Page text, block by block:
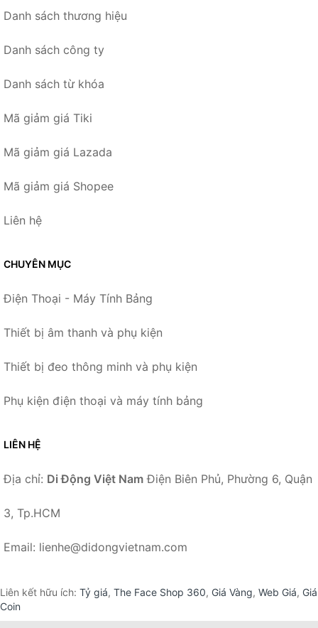
Danh sách thương hiệu
Danh sách công ty
Danh sách từ khóa
Mã giảm giá Tiki
Mã giảm giá Lazada
Mã giảm giá Shopee
Liên hệ
CHUYÊN MỤC
Điện Thoại - Máy Tính Bảng
Thiết bị âm thanh và phụ kiện
Thiết bị đeo thông minh và phụ kiện
Phụ kiện điện thoại và máy tính bảng
LIÊN HỆ
Địa chỉ: Di Động Việt Nam Điện Biên Phủ, Phường 6, Quận
3, Tp.HCM
Email: lienhe@didongvietnam.com
Liên kết hữu ích: Tỷ giá, The Face Shop 360, Giá Vàng, Web Giá, Giá
Coin